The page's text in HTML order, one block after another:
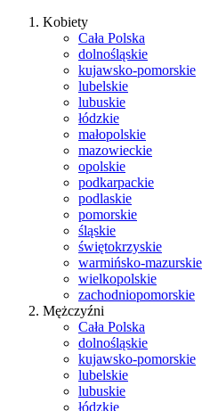
Kobiety
Cała Polska
dolnośląskie
kujawsko-pomorskie
lubelskie
lubuskie
łódzkie
małopolskie
mazowieckie
opolskie
podkarpackie
podlaskie
pomorskie
śląskie
świętokrzyskie
warmińsko-mazurskie
wielkopolskie
zachodniopomorskie
Mężczyźni
Cała Polska
dolnośląskie
kujawsko-pomorskie
lubelskie
lubuskie
łódzkie